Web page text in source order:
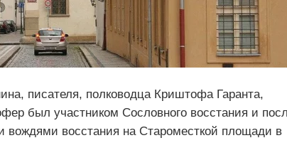
писателя, полководца Криштофа Гаранта,
был участником Сословного восстания и
вождями восстания на Староместкой площади в